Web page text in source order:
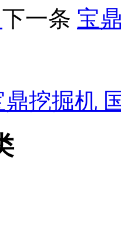
下一条 宝
鼎挖掘机